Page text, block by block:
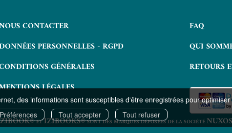
des informations sont susceptibles d'être enregistrées pour
Préférences
Tout accepter Tout refuser
CONTACTER
PERSONNELLES - RGPD
GÉNÉRALES
LÉGALES
FAQ
QUI
RETOURS
ETIZIBOOKS®SONT DES MARQUES DÉPOSÉES DE LA SOCIÉTÉ